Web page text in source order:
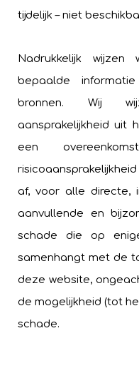
tijdelijk – niet
Nadrukkelijk
bepaalde
bronnen. Wij
aansprakelijkheid uit
een
af, voor alle directe,
aanvullende en
schade die op
samenhangt met de
deze website,
de mogelijkheid (tot
schade.